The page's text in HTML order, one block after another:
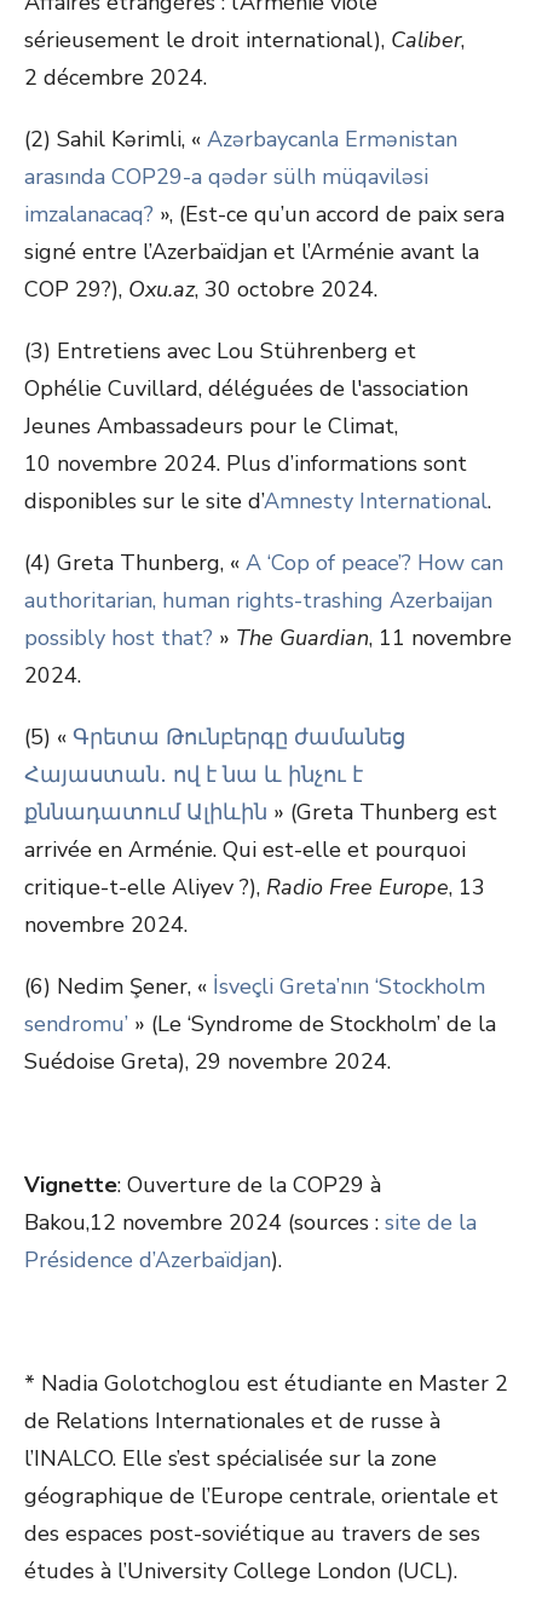
sérieusement le droit international), Caliber,
2 décembre 2024.
(2) Sahil Kərimli, « Azərbaycanla Ermənistan
arasında COP29-a qədər sülh müqaviləsi
imzalanacaq? », (Est-ce qu’un accord de paix sera
signé entre l’Azerbaïdjan et l’Arménie avant la
COP 29?), Oxu.az, 30 octobre 2024.
(3) Entretiens avec Lou Stührenberg et
Ophélie Cuvillard, déléguées de l'association
Jeunes Ambassadeurs pour le Climat,
10 novembre 2024. Plus d’informations sont
disponibles sur le site d’Amnesty International.
(4) Greta Thunberg, « A ‘Cop of peace’? How can
authoritarian, human rights-trashing Azerbaijan
possibly host that? » The Guardian, 11 novembre
2024.
(5) « Գրետա Թունբերգը ժամանեց
Հայաստան․ ով է նա և ինչու է
քննադատում Ալիևին » (Greta Thunberg est
arrivée en Arménie. Qui est-elle et pourquoi
critique-t-elle Aliyev ?), Radio Free Europe, 13
novembre 2024.
(6) Nedim Şener, « İsveçli Greta’nın ‘Stockholm
sendromu’ » (Le ‘Syndrome de Stockholm’ de la
Suédoise Greta), 29 novembre 2024.
Vignette: Ouverture de la COP29 à
Bakou,12 novembre 2024 (sources : site de la
Présidence d’Azerbaïdjan).
* Nadia Golotchoglou est étudiante en Master 2
de Relations Internationales et de russe à
l’INALCO. Elle s’est spécialisée sur la zone
géographique de l’Europe centrale, orientale et
des espaces post-soviétique au travers de ses
études à l’University College London (UCL).